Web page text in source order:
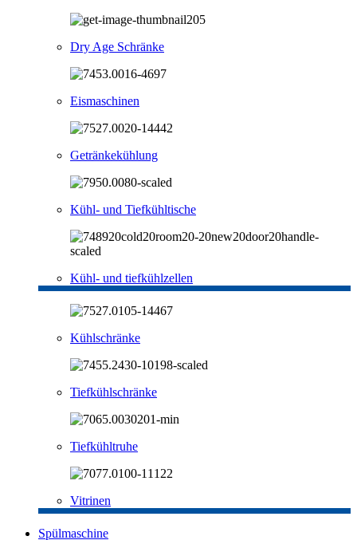
Dry Age Schränke
Eismaschinen
Getränkekühlung
Kühl- und Tiefkühltische
Kühl- und tiefkühlzellen
Kühlschränke
Tiefkühlschränke
Tiefkühltruhe
Vitrinen
Spülmaschine